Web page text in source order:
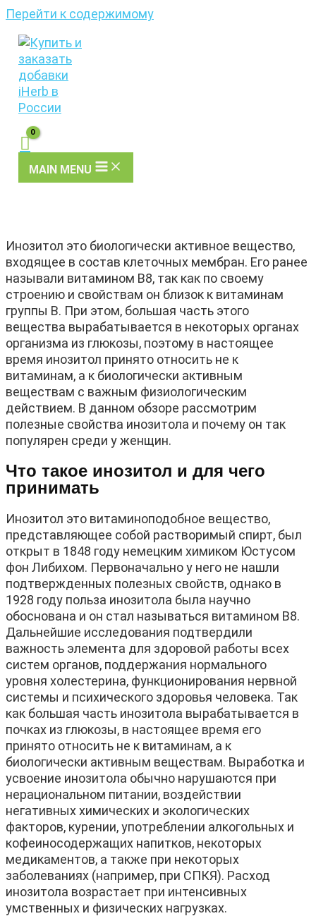
Перейти к содержимому
MAIN MENU
Инозитол это биологически активное вещество,
входящее в состав клеточных мембран. Его ранее
называли витамином В8, так как по своему
строению и свойствам он близок к витаминам
группы В. При этом, большая часть этого
вещества вырабатывается в некоторых органах
организма из глюкозы, поэтому в настоящее
время инозитол принято относить не к
витаминам, а к биологически активным
веществам с важным физиологическим
действием. В данном обзоре рассмотрим
полезные свойства инозитола и почему он так
популярен среди у женщин.
Что такое инозитол и для чего
принимать
Инозитол это витаминоподобное вещество,
представляющее собой растворимый спирт, был
открыт в 1848 году немецким химиком Юстусом
фон Либихом. Первоначально у него не нашли
подтвержденных полезных свойств, однако в
1928 году польза инозитола была научно
обоснована и он стал называться витамином В8.
Дальнейшие исследования подтвердили
важность элемента для здоровой работы всех
систем органов, поддержания нормального
уровня холестерина, функционирования нервной
системы и психического здоровья человека. Так
как большая часть инозитола вырабатывается в
почках из глюкозы, в настоящее время его
принято относить не к витаминам, а к
биологически активным веществам. Выработка и
усвоение инозитола обычно нарушаются при
нерациональном питании, воздействии
негативных химических и экологических
факторов, курении, употреблении алкогольных и
кофеиносодержащих напитков, некоторых
медикаментов, а также при некоторых
заболеваниях (например, при СПКЯ). Расход
инозитола возрастает при интенсивных
умственных и физических нагрузках.